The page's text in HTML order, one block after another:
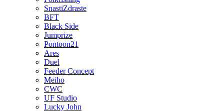
SnastiZdraste
BFT
Black Side
Jumprize
Pontoon21
Ares
Duel
Feeder Concept
Meiho
CWC
UF Studio
Lucky John